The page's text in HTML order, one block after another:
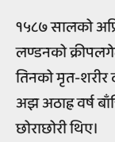
१५८७ सालको
लण्डनको
तिनको मृत-शरीर
अझ अठाह्र वर्ष
छोराछोरी थिए।